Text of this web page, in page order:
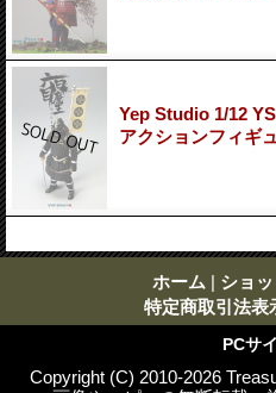
Yep Studio 1/12
アクションフィギ
ホーム | ショ
特定商取引法表
PCサ
Copyright (C) 2010-2026